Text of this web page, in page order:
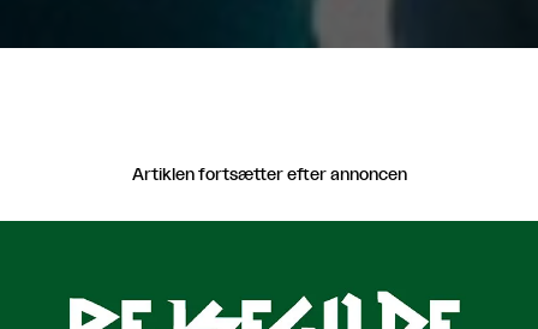
Artiklen fortsætter efter annoncen